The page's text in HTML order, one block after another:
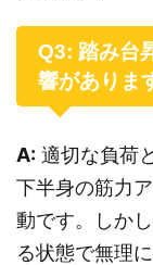
Q3: 踏み台
響がありま
A: 適切な負荷
下半身の筋力
動です。しか
る状態で無理